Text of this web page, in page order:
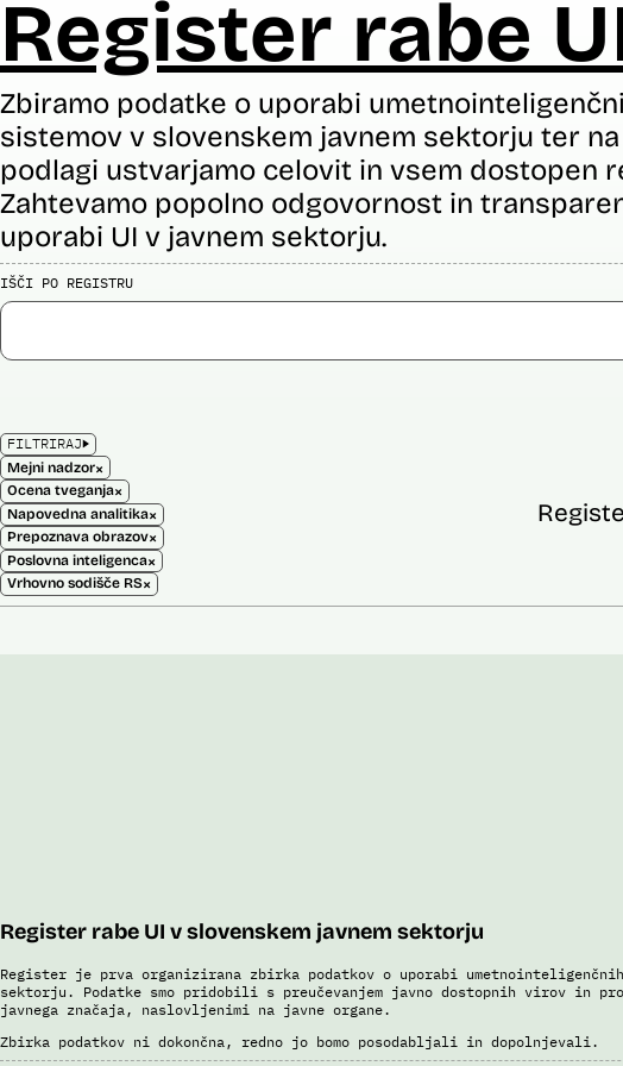
Register rabe
Zbiramo podatke o uporabi
sistemov v slovenskem javnem sektorju ter
podlagi ustvarjamo celovit in vsem dostopen
Zahtevamo popolno odgovornost in
uporabi UI v javnem sektorju.
IŠČI PO REGISTRU
FILTRIRAJ
Mejni nadzor×
Ocena tveganja×
Napovedna analitika×
Prepoznava obrazov×
Poslovna inteligenca×
Vrhovno sodišče RS×
Register rabe UI v slovenskem javnem sektorju
Register je prva organizirana zbirka podatkov o uporabi umetnointeligenčnih
sektorju. Podatke smo pridobili s preučevanjem javno dostopnih virov in
javnega značaja, naslovljenimi na javne organe.
Zbirka podatkov ni dokončna, redno jo bomo posodabljali in dopolnjevali.